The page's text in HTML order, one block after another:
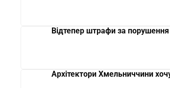
Відтепер штрафи за
Архітектори Хмельниччини